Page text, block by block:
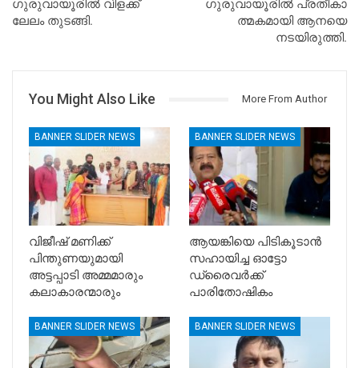
ഗുരുവായൂരിൽ വിളക്ക്
ലേലം തുടങ്ങി.
ഗുരുവായൂരിൽ പ്രതീകാ
ത്മകമായി ആനയെ
നടയിരുത്തി.
You Might Also Like More From Author
BANNER SLIDER NEWS
വിജീഷ് മണിക്ക്
പിന്തുണയുമായി
അട്ടപ്പാടി അമ്മമാരും
കലാകാരന്മാരും
BANNER SLIDER NEWS
ആയങ്കിയെ പിടികൂടാൻ
സഹായിച്ച ഓട്ടോ
ഡ്രൈവർക്ക്
പാരിതോഷികം
BANNER SLIDER NEWS BANNER SLIDER NEWS